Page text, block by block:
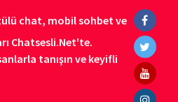
chat, mobil sohbet ve
Chatsesli.Net'te.
tanışın ve keyifli